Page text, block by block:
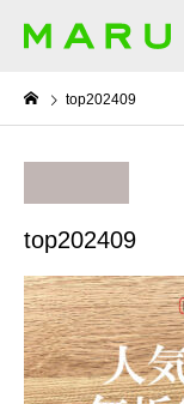
top202409
top202409